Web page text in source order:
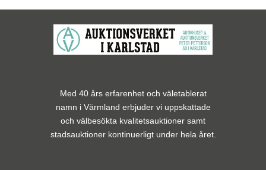
Med 40 års erfarenhet och väletablerat
namn i Värmland erbjuder vi uppskattade
och välbesökta kvalitetsauktioner samt
stadsauktioner kontinuerligt under hela året.